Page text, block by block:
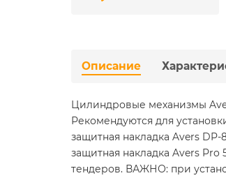
Описание
Цилиндровые механизмы
Рекомендуются для
защитная накладка Avers DP-
защитная накладка Avers
тендеров. ВАЖНО: при